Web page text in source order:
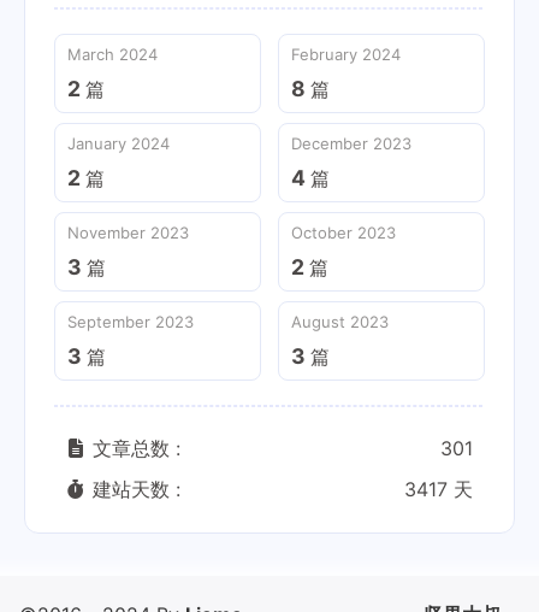
March 2024
2 篇
February 2024
8 篇
January 2024
2 篇
December 2023
4 篇
November 2023
3 篇
October 2023
2 篇
September 2023
3 篇
August 2023
3 篇
文章总数 :
301
建站天数 :
3417 天